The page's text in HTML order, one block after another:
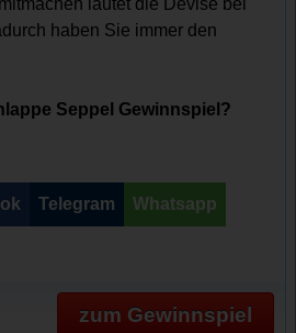
lautet die Devise bei
haben Sie immer den
Seppel Gewinnspiel?
Telegram Whatsapp
zum Gewinnspiel